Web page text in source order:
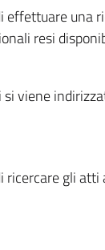
effettuare una
resi
si viene
gli